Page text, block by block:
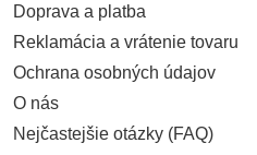
Doprava a platba
Reklamácia a vrátenie tovaru
Ochrana osobných údajov
O nás
Nejčastejšie otázky (FAQ)